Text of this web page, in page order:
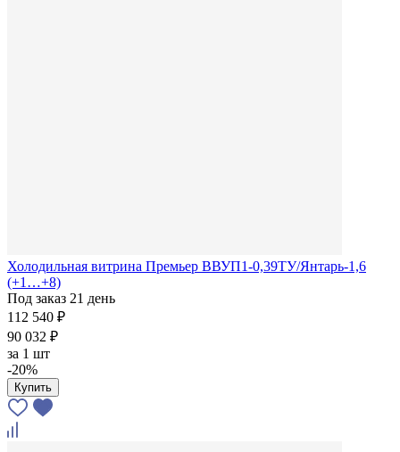
Холодильная витрина Премьер ВВУП1-0,39ТУ/Янтарь-1,6
(+1…+8)
Под заказ 21 день
112 540 ₽
90 032 ₽
за 1 шт
-20%
Купить